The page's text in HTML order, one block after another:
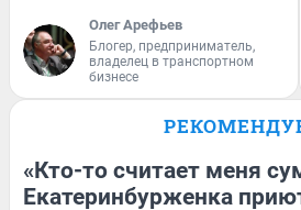
Олег Арефьев
Блогер, предприниматель,
владелец в транспортном
бизнесе
«Кто-то считает меня
Екатеринбурженка